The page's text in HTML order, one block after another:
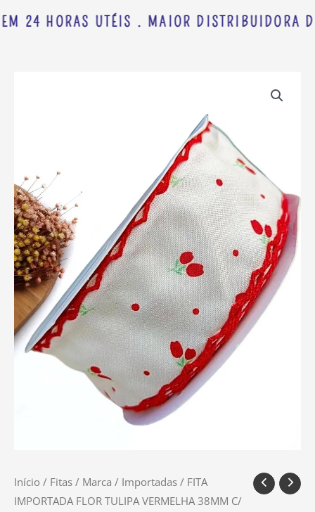
24 HORAS UTÉIS . MAIOR DISTRIBUIDORA
Início / Fitas / Marca / Importadas / FITA
IMPORTADA FLOR TULIPA VERMELHA 38MM C/